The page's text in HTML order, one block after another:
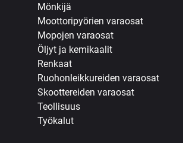
Mönkijä
Moottoripyörien varaosat
Mopojen varaosat
Öljyt ja kemikaalit
Renkaat
Ruohonleikkureiden varaosat
Skoottereiden varaosat
Teollisuus
Työkalut